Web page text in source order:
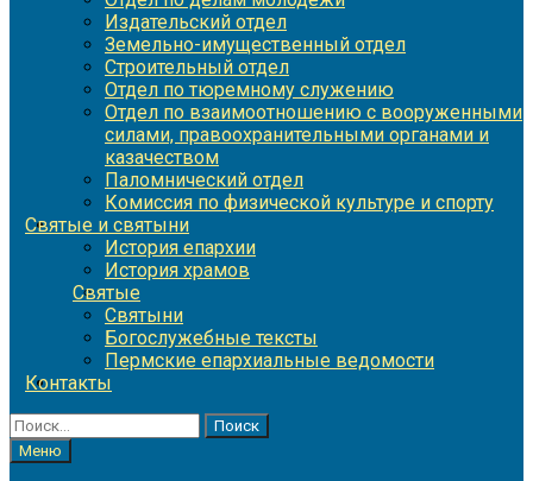
Издательский отдел
Земельно-имущественный отдел
Строительный отдел
Отдел по тюремному служению
Отдел по взаимоотношению с вооруженными
силами, правоохранительными органами и
казачеством
Паломнический отдел
Комиссия по физической культуре и спорту
Святые и святыни
История епархии
История храмов
Святые
Святыни
Богослужебные тексты
Пермские епархиальные ведомости
Контакты
Найти:
Меню